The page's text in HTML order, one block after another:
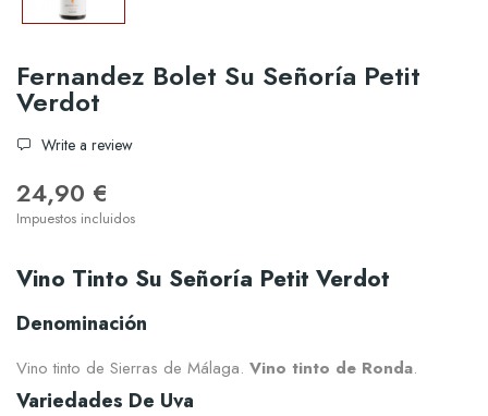
Fernandez Bolet Su Señoría Petit
Verdot
Write a review
24,90 €
Impuestos incluidos
Vino Tinto Su Señoría Petit Verdot
Denominación
Vino tinto de Sierras de Málaga. Vino tinto de Ronda.
Variedades De Uva